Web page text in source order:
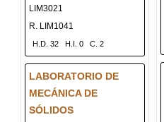
LIM3021
R. LIM1041
H.D. 32 H.I. 0 C. 2
LABORATORIO DE
MECÁNICA DE
SÓLIDOS